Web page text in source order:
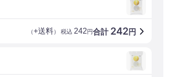
合計 242円
（+送料） 税込 242円